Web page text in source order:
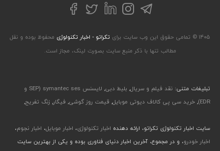
تلگراماینستاگرام
لینکداینتوییترفیسبوک
۱۴۰۵ © تمامی حقوق این وب سایت برای تکراتو - اخبار تکنولوژی محفوظ بوده و نقل
مطالب تنها با ذکر منبع سایت بصورت لینک، مجاز است.
تبلیغات متنی: نقد فیلم و سریال, بلیط دبی,
لایسنس symantec ses (SEP و
EDR)
, خرید سی پی کالاف دیوتی موبایل, قیمت روز گوشی, فیگار, زنگ تفریح,
سایت اخبار تکنولوژی تکراتو، ارائه دهنده اخبار تکنولوژی، اخبار موبایل، اخبار نجوم،
اخبار خودرو، و در مجموع، آخرین اخبار دنیای فناوری بوده و یکی از بهترین سایت